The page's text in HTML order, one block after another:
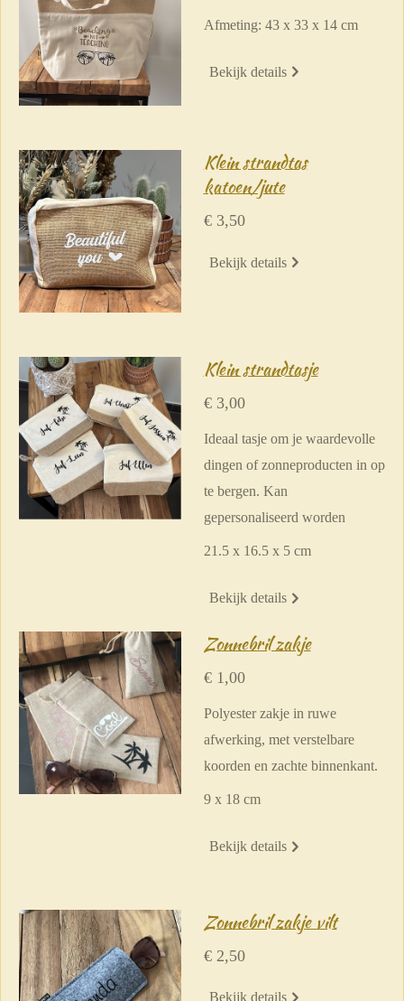
Afmeting: 43 x 33 x 14 cm
Bekijk details
Klein strandtas
katoen/jute
€ 3,50
Bekijk details
Klein strandtasje
€ 3,00
Ideaal tasje om je waardevolle
dingen of zonneproducten in op
te bergen. Kan
gepersonaliseerd worden
21.5 x 16.5 x 5 cm
Bekijk details
Zonnebril zakje
€ 1,00
Polyester zakje in ruwe
afwerking, met verstelbare
koorden en zachte binnenkant.
9 x 18 cm
Bekijk details
Zonnebril zakje vilt
€ 2,50
Bekijk details